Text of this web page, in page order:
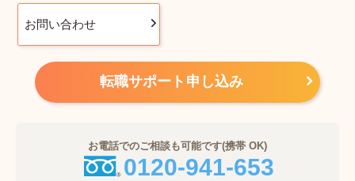
お問い合わせ
転職サポート申し込み
お電話でのご相談も可能です(携帯 OK)
0120-941-653